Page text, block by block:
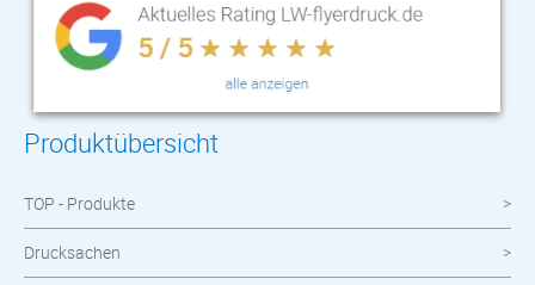
Produktübersicht
TOP - Produkte
Drucksachen